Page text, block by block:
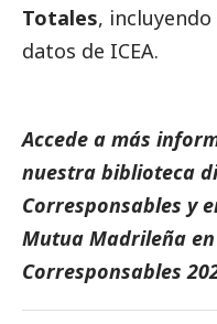
Totales, incluyendo
datos de ICEA.
Accede a más
nuestra biblioteca
Corresponsables y
Mutua Madrileña
Corresponsables